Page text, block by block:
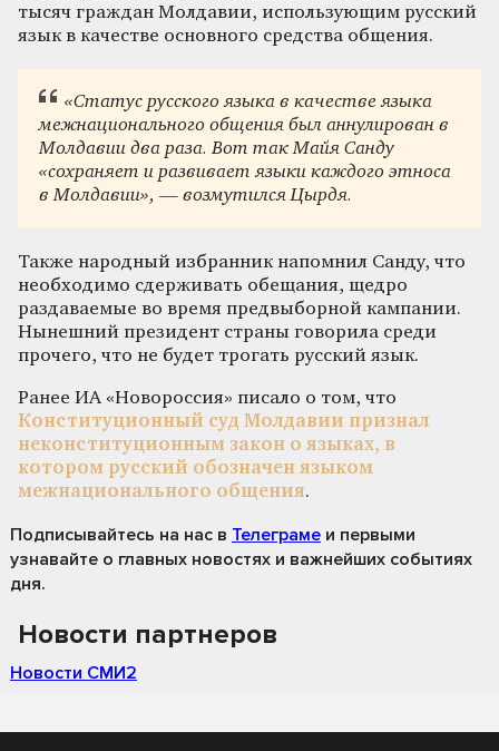
тысяч граждан Молдавии, использующим русский
язык в качестве основного средства общения.
«Статус русского языка в качестве языка
межнационального общения был аннулирован в
Молдавии два раза. Вот так Майя Санду
«сохраняет и развивает языки каждого этноса
в Молдавии», — возмутился Цырдя.
Также народный избранник напомнил Санду, что
необходимо сдерживать обещания, щедро
раздаваемые во время предвыборной кампании.
Нынешний президент страны говорила среди
прочего, что не будет трогать русский язык.
Ранее ИА «Новороссия» писало о том, что
Конституционный суд Молдавии признал
неконституционным закон о языках, в
котором русский обозначен языком
межнационального общения.
Подписывайтесь на нас в Телеграме и первыми
узнавайте о главных новостях и важнейших событиях
дня.
Новости партнеров
Новости СМИ2